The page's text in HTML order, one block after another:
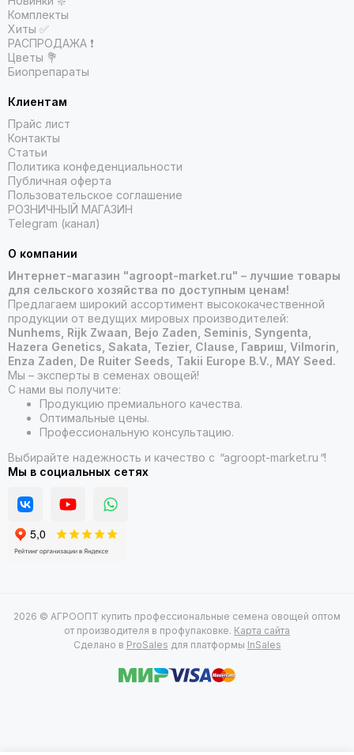
Комплекты
Хиты ✅
РАСПРОДАЖА ❗️
Цветы 💐
Биопрепараты
Клиентам
Прайс лист
Контакты
Статьи
Политика конфеденциальности
Публичная оферта
Пользовательское соглашение
РОЗНИЧНЫЙ МАГАЗИН
Telegram (канал)
О компании
Интернет-магазин "agroopt-market.ru" – лучшие товары
для сельского хозяйства по доступным ценам!
Предлагаем широкий ассортимент высококачественной
продукции от ведущих мировых производителей:
Nunhems, Rijk Zwaan, Bejo Zaden, Seminis, Syngenta,
Hazera Genetics, Sakata, Tezier, Clause, Гавриш, Vilmorin,
Enza Zaden, De Ruiter Seeds, Takii Europe B.V., MAY Seed.
Мы – эксперты в семенах овощей!
С нами вы получите:
Продукцию премиального качества.
Оптимальные цены.
Профессиональную консультацию.
Выбирайте надежность и качество с "agroopt-market.ru "!
Мы в социальных сетях
2026 © АГРООПТ купить профессиональные семена овощей оптом
от производителя в профупаковке. Карта сайта
Сделано в ProSales для платформы InSales